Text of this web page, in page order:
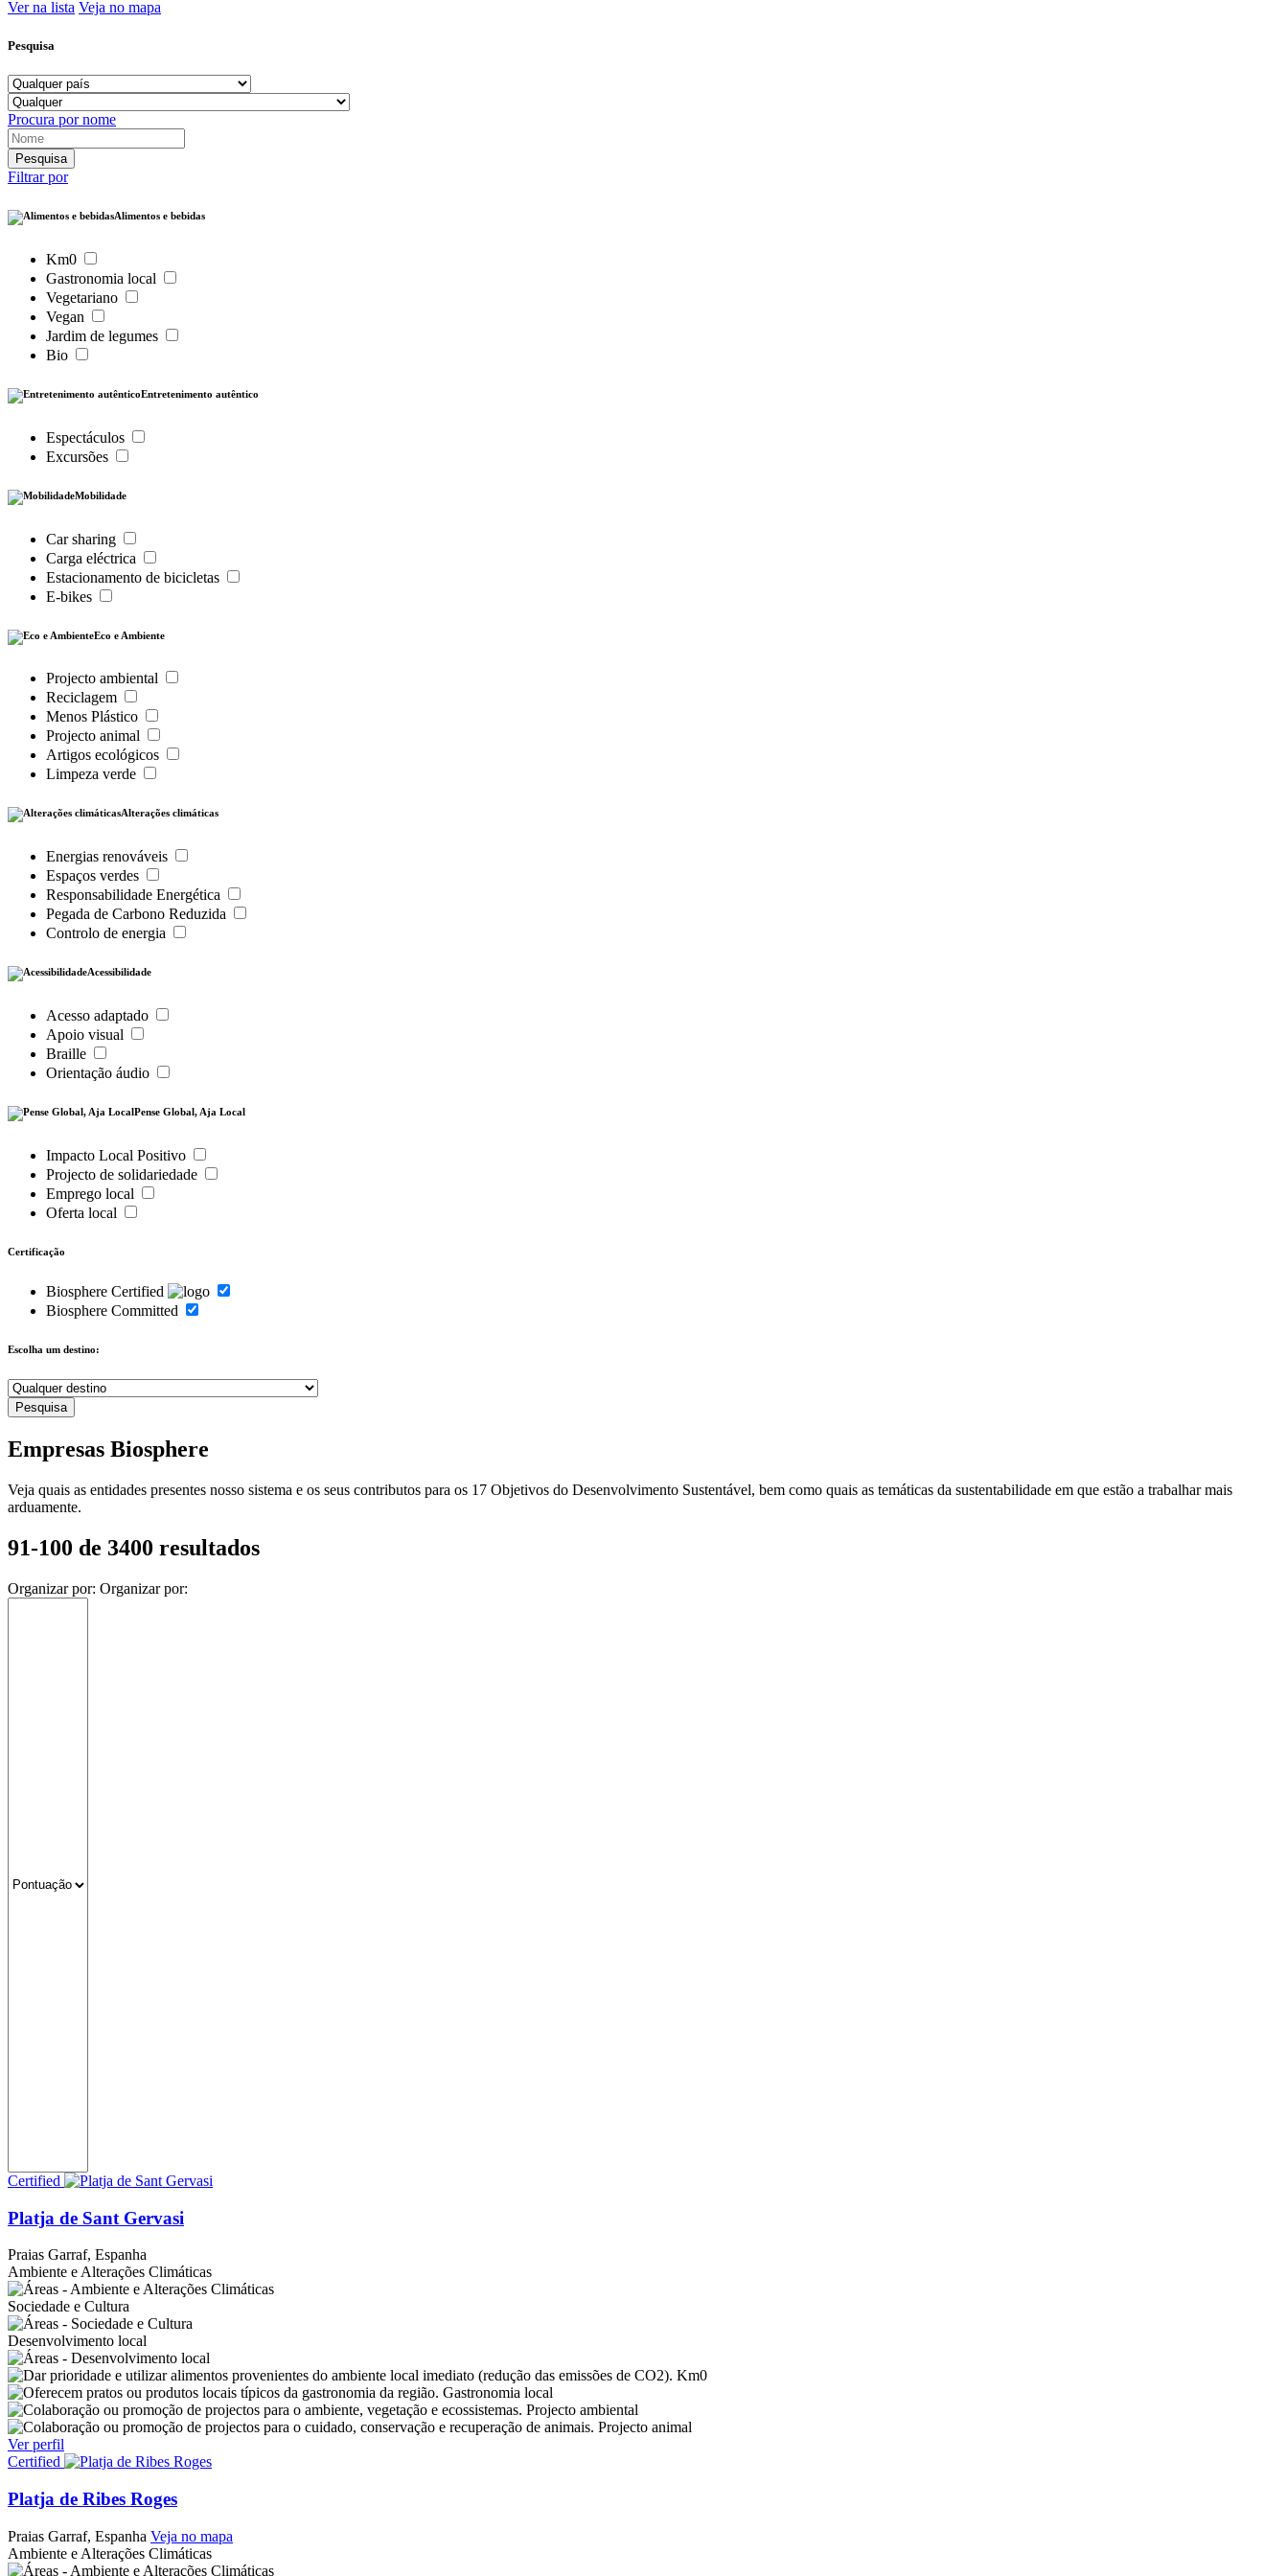
Ver na lista Veja no mapa
Pesquisa
Procura por nome
Filtrar por
Alimentos e bebidas
Km0
Gastronomia local
Vegetariano
Vegan
Jardim de legumes
Bio
Entretenimento autêntico
Espectáculos
Excursões
Mobilidade
Car sharing
Carga eléctrica
Estacionamento de bicicletas
E-bikes
Eco e Ambiente
Projecto ambiental
Reciclagem
Menos Plástico
Projecto animal
Artigos ecológicos
Limpeza verde
Alterações climáticas
Energias renováveis
Espaços verdes
Responsabilidade Energética
Pegada de Carbono Reduzida
Controlo de energia
Acessibilidade
Acesso adaptado
Apoio visual
Braille
Orientação áudio
Pense Global, Aja Local
Impacto Local Positivo
Projecto de solidariedade
Emprego local
Oferta local
Certificação
Biosphere Certified
Biosphere Committed
Escolha um destino:
Empresas Biosphere
Veja quais as entidades presentes nosso sistema e os seus contributos para os 17 Objetivos do Desenvolvimento Sustentável, bem como quais as temáticas da sustentabilidade em que estão a trabalhar mais
arduamente.
91-100 de 3400 resultados
Organizar por: Organizar por:
Certified
Platja de Sant Gervasi
Praias Garraf, Espanha
Ambiente e Alterações Climáticas
Sociedade e Cultura
Desenvolvimento local
Km0
Gastronomia local
Projecto ambiental
Projecto animal
Ver perfil
Certified
Platja de Ribes Roges
Praias Garraf, Espanha Veja no mapa
Ambiente e Alterações Climáticas